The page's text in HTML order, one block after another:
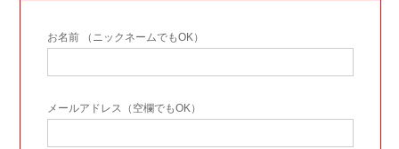
お名前 （ニックネームでもOK）
メールアドレス（空欄でもOK）